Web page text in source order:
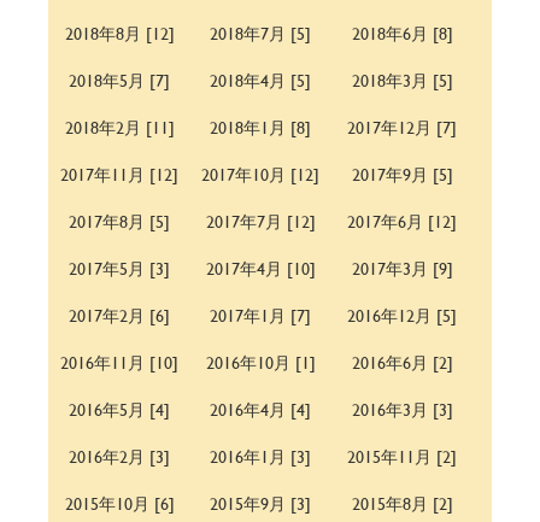
2018年8月 [12]
2018年7月 [5]
2018年6月 [8]
2018年5月 [7]
2018年4月 [5]
2018年3月 [5]
2018年2月 [11]
2018年1月 [8]
2017年12月 [7]
2017年11月 [12]
2017年10月 [12]
2017年9月 [5]
2017年8月 [5]
2017年7月 [12]
2017年6月 [12]
2017年5月 [3]
2017年4月 [10]
2017年3月 [9]
2017年2月 [6]
2017年1月 [7]
2016年12月 [5]
2016年11月 [10]
2016年10月 [1]
2016年6月 [2]
2016年5月 [4]
2016年4月 [4]
2016年3月 [3]
2016年2月 [3]
2016年1月 [3]
2015年11月 [2]
2015年10月 [6]
2015年9月 [3]
2015年8月 [2]